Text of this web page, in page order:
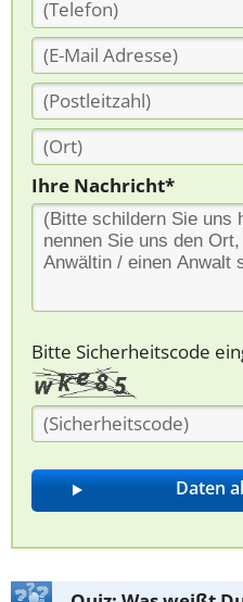
Ihre Nachricht*
Bitte Sicherheitscode